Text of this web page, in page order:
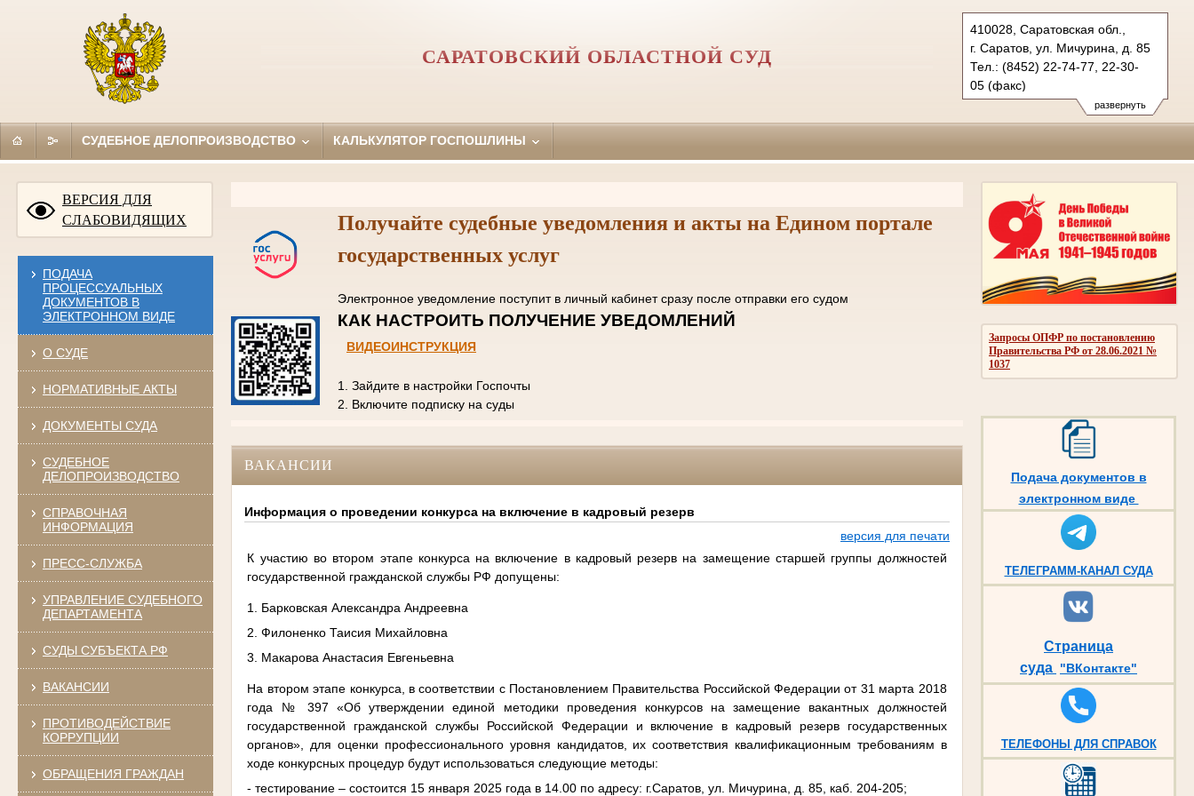
развернуть
410028, Саратовская обл.,
г. Саратов, ул. Мичурина, д. 85
Тел.: (8452) 22-74-77, 22-30-
05 (факс)
oblsud.sar@sudrf.ru
САРАТОВСКИЙ ОБЛАСТНОЙ СУД
СУДЕБНОЕ ДЕЛОПРОИЗВОДСТВО КАЛЬКУЛЯТОР ГОСПОШЛИНЫ
ВЕРСИЯ ДЛЯ
СЛАБОВИДЯЩИХ
ПОДАЧА
ПРОЦЕССУАЛЬНЫХ
ДОКУМЕНТОВ В
ЭЛЕКТРОННОМ ВИДЕ
О СУДЕ
НОРМАТИВНЫЕ АКТЫ
ДОКУМЕНТЫ СУДА
СУДЕБНОЕ
ДЕЛОПРОИЗВОДСТВО
СПРАВОЧНАЯ
ИНФОРМАЦИЯ
ПРЕСС-СЛУЖБА
УПРАВЛЕНИЕ СУДЕБНОГО
ДЕПАРТАМЕНТА
СУДЫ СУБЪЕКТА РФ
ВАКАНСИИ
ПРОТИВОДЕЙСТВИЕ
КОРРУПЦИИ
ОБРАЩЕНИЯ ГРАЖДАН
Запросы ОПФР по постановлению
Правительства РФ от 28.06.2021 №
1037
Подача документов в
электронном виде
ТЕЛЕГРАММ-КАНАЛ СУДА
Страница
суда "ВКонтакте"
ТЕЛЕФОНЫ ДЛЯ СПРАВОК
Получайте судебные уведомления и акты на Едином портале
государственных услуг
Электронное уведомление поступит в личный кабинет сразу после отправки его судом
КАК НАСТРОИТЬ ПОЛУЧЕНИЕ УВЕДОМЛЕНИЙ
ВИДЕОИНСТРУКЦИЯ
1. Зайдите в настройки Госпочты
2. Включите подписку на суды
ВАКАНСИИ
Информация о проведении конкурса на включение в кадровый резерв
версия для печати
К участию во втором этапе конкурса на включение в кадровый резерв на замещение старшей группы должностей
государственной гражданской службы РФ допущены:
1. Барковская Александра Андреевна
2. Филоненко Таисия Михайловна
3. Макарова Анастасия Евгеньевна
На втором этапе конкурса, в соответствии с Постановлением Правительства Российской Федерации от 31 марта 2018
года № 397 «Об утверждении единой методики проведения конкурсов на замещение вакантных должностей
государственной гражданской службы Российской Федерации и включение в кадровый резерв государственных
органов», для оценки профессионального уровня кандидатов, их соответствия квалификационным требованиям в
ходе конкурсных процедур будут использоваться следующие методы:
- тестирование – состоится 15 января 2025 года в 14.00 по адресу: г.Саратов, ул. Мичурина, д. 85, каб. 204-205;